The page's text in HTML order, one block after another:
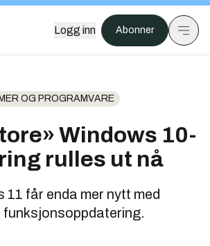
Logg inn Abonner
OG PROGRAMVARE
Windows 10-
rulles ut nå
11 får enda mer nytt med
funksjonsoppdatering.